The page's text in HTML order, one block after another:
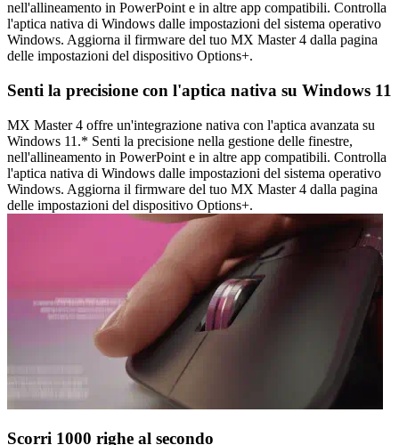
nell'allineamento in PowerPoint e in altre app compatibili. Controlla
l'aptica nativa di Windows dalle impostazioni del sistema operativo
Windows. Aggiorna il firmware del tuo MX Master 4 dalla pagina
delle impostazioni del dispositivo Options+.
Senti la precisione con l'aptica nativa su Windows 11
MX Master 4 offre un'integrazione nativa con l'aptica avanzata su
Windows 11.* Senti la precisione nella gestione delle finestre,
nell'allineamento in PowerPoint e in altre app compatibili. Controlla
l'aptica nativa di Windows dalle impostazioni del sistema operativo
Windows. Aggiorna il firmware del tuo MX Master 4 dalla pagina
delle impostazioni del dispositivo Options+.
Scorri 1000 righe al secondo